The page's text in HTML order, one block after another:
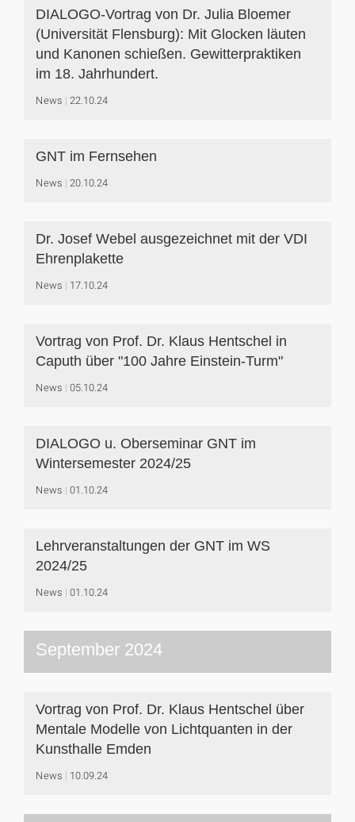
DIALOGO-Vortrag von Dr. Julia Bloemer
(Universität Flensburg): Mit Glocken läuten
und Kanonen schießen. Gewitterpraktiken
im 18. Jahrhundert.
News 22.10.24
GNT im Fernsehen
News 20.10.24
Dr. Josef Webel ausgezeichnet mit der VDI
Ehrenplakette
News 17.10.24
Vortrag von Prof. Dr. Klaus Hentschel in
Caputh über "100 Jahre Einstein-Turm"
News 05.10.24
DIALOGO u. Oberseminar GNT im
Wintersemester 2024/25
News 01.10.24
Lehrveranstaltungen der GNT im WS
2024/25
News 01.10.24
September 2024
Vortrag von Prof. Dr. Klaus Hentschel über
Mentale Modelle von Lichtquanten in der
Kunsthalle Emden
News 10.09.24